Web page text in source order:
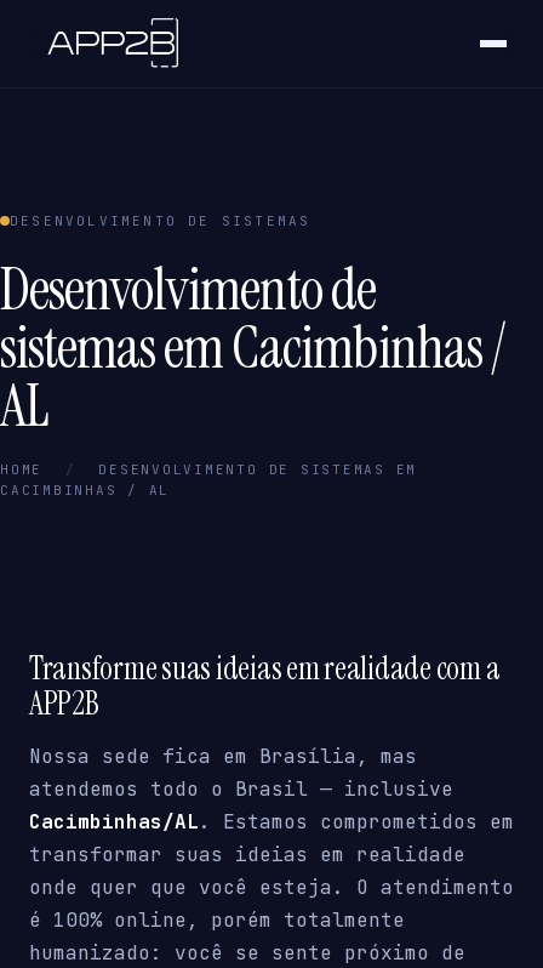
DESENVOLVIMENTO DE SISTEMAS
Desenvolvimento de
sistemas em Cacimbinhas /
AL
HOME /
DESENVOLVIMENTO DE SISTEMAS EM
CACIMBINHAS / AL
Transforme suas ideias em realidade com a
APP2B
Nossa sede fica em Brasília, mas
atendemos todo o Brasil — inclusive
Cacimbinhas/AL. Estamos comprometidos em
transformar suas ideias em realidade
onde quer que você esteja. O atendimento
é 100% online, porém totalmente
humanizado: você se sente próximo de